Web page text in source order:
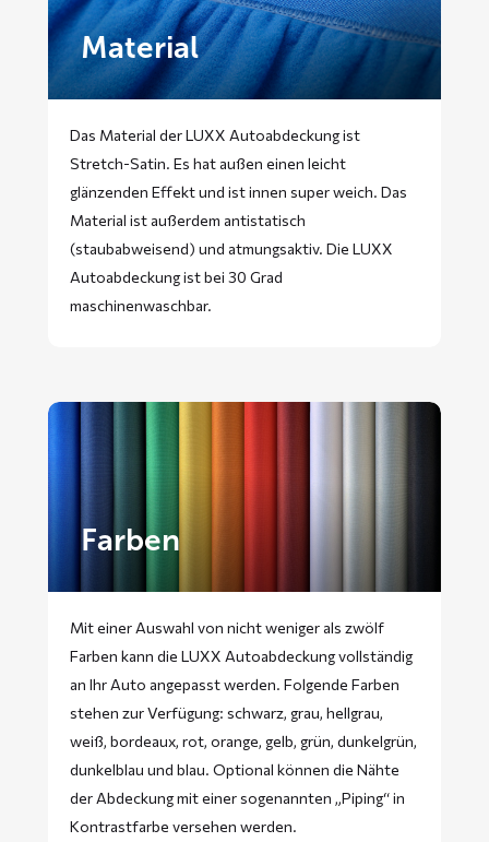
Material
Das Material der LUXX Autoabdeckung ist
Stretch-Satin. Es hat außen einen leicht
glänzenden Effekt und ist innen super weich. Das
Material ist außerdem antistatisch
(staubabweisend) und atmungsaktiv. Die LUXX
Autoabdeckung ist bei 30 Grad
maschinenwaschbar.
Farben
Mit einer Auswahl von nicht weniger als zwölf
Farben kann die LUXX Autoabdeckung vollständig
an Ihr Auto angepasst werden. Folgende Farben
stehen zur Verfügung: schwarz, grau, hellgrau,
weiß, bordeaux, rot, orange, gelb, grün, dunkelgrün,
dunkelblau und blau. Optional können die Nähte
der Abdeckung mit einer sogenannten „Piping“ in
Kontrastfarbe versehen werden.